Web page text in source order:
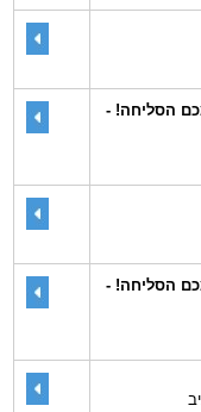
הסליחה! -
הסליחה! -